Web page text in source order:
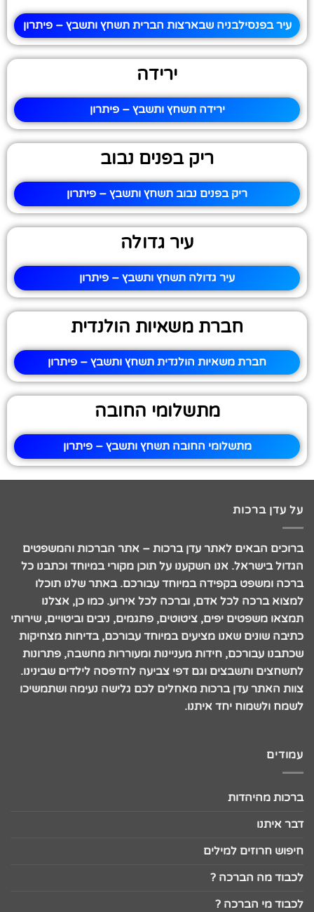
עיר בפנסילבניה שבארצות הברית תשחץ ותשבץ – פיתרון
ירידה
ירידה תשחץ ותשבץ – פיתרון
ריק בפנים נבוב
ריק בפנים נבוב תשחץ ותשבץ – פיתרון
עיר גדולה
עיר גדולה תשחץ ותשבץ – פיתרון
חברת משאיות הולנדית
חברת משאיות הולנדית תשחץ ותשבץ – פיתרון
מתשלומי החובה
מתשלומי החובה תשחץ ותשבץ – פיתרון
על עדן ברכות
ברוכים הבאים לאתר עדן ברכות – אתר הברכות והמשפטים
הגדול בישראל. אנו השקענו על תוכן מקורי במיוחד וכתבנו כל
ברכה ומשפט בקפידה במיוחד עבורכם. באתר שלנו תוכלו
למצוא ברכה לכל אדם, וברכה לכל אירוע. כמו כן, אצלנו
תמצאו משפטים יפים, ציטוטים, פתגמים, ניבים וביטויים, שירותי
כתיבה שונים שאנו מציעים במיוחד עבורכם, בדיחות מצחיקות
שכתבנו עבורכם, חידות מעניינות ומעוררות מחשבה, פתרונות
לתשחצים ותשבצים וגם דפי צביעה להדפסה לילדים שבינינו.
צוות האתר עדן ברכות מאחלים לכם גלישה נעימה ושתמשיכו
לשמח ולשמוח יחד איתנו.
עמודים
ברכות מהיהדות
דבר איתנו
חיפוש חרוזים למילים
לכבוד מה הברכה ?
לכבוד מי הברכה ?